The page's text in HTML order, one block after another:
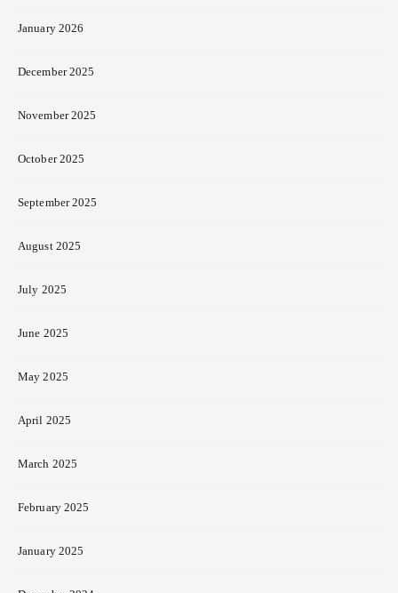
January 2026
December 2025
November 2025
October 2025
September 2025
August 2025
July 2025
June 2025
May 2025
April 2025
March 2025
February 2025
January 2025